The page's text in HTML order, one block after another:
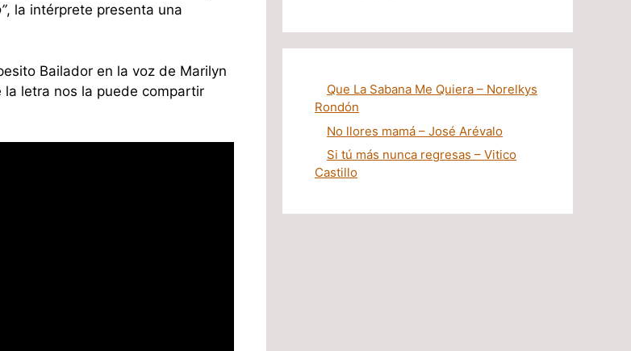
, la intérprete presenta una
Bailador en la voz de Marilyn
la letra nos la puede compartir
Que La Sabana Me Quiera – Norelkys
Rondón
No llores mamá – José Arévalo
Si tú más nunca regresas – Vitico
Castillo